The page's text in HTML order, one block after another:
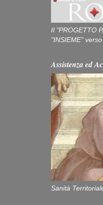
Il "PROGETTO
"INSIEME"
Assistenza ed
Sanità